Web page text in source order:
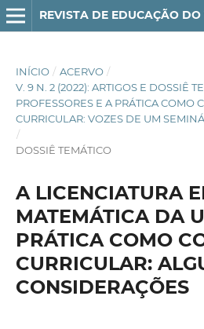
REVISTA DE EDUCAÇÃO
INÍCIO / ACERVO /
V. 9 N. 2 (2022): ARTIGOS E DOSSIÊ
PROFESSORES E A PRÁTICA COMO
CURRICULAR: VOZES DE UM
/
DOSSIÊ TEMÁTICO
A LICENCIATURA
MATEMÁTICA DA
PRÁTICA COMO
CURRICULAR:
CONSIDERAÇÕES